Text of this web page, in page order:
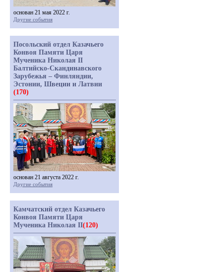
основан 21 мая 2022 г.
Другие события
Посольский отдел Казачьего
Конвоя Памяти Царя
Мученика Николая II
Балтийско-Скандинавского
Зарубежья – Финляндии,
Эстонии, Швеции и Латвии
(170)
основан 21 августа 2022 г.
Другие события
Камчатский отдел Казачьего
Конвоя Памяти Царя
Мученика Николая II(120)